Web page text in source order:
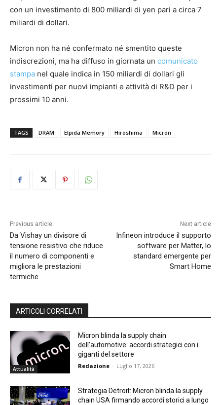
con un investimento di 800 miliardi di yen pari a circa 7
miliardi di dollari.
Micron non ha né confermato né smentito queste
indiscrezioni, ma ha diffuso in giornata un comunicato
stampa nel quale indica in 150 miliardi di dollari gli
investimenti per nuovi impianti e attività di R&D per i
prossimi 10 anni.
TAGS DRAM Elpida Memory Hiroshima Micron
Previous article
Da Vishay un divisore di
tensione resistivo che riduce
il numero di componenti e
migliora le prestazioni
termiche
Next article
Infineon introduce il supporto
software per Matter, lo
standard emergente per
Smart Home
ARTICOLI CORRELATI
Attualità
Micron blinda la supply chain
dell’automotive: accordi strategici con i
giganti del settore
Redazione - Luglio 17, 2026
Strategia Detroit: Micron blinda la supply
chain USA firmando accordi storici a lungo